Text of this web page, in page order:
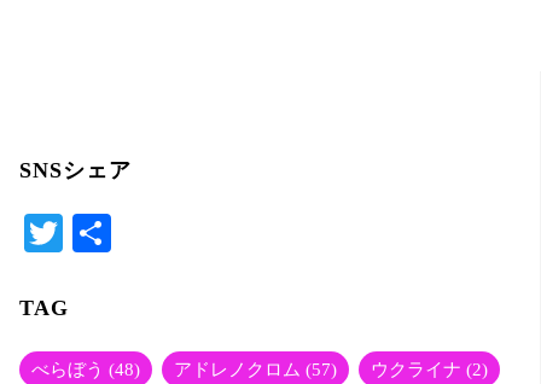
SNSシェア
T
tte
r
TAG
べらぼう (48) アドレノクロム (57) ウクライナ (2)